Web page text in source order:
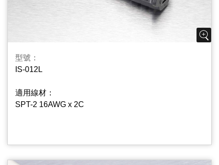
型號：
IS-012L
適用線材：
SPT-2 16AWG x 2C